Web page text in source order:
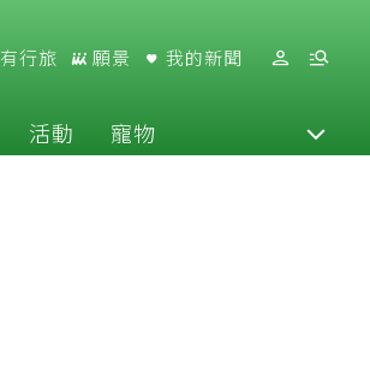
有行旅 願景 我的新聞
活動 寵物